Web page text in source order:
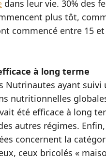
dans leur vie. 30% des
plus tôt,
commencé entre 15 et
à long terme
Nutrinautes ayant suivi
nutritionnelles
été efficace à long
autres régimes.
concernent la
ceux bricolés «